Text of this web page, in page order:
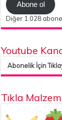
Abone ol
Diğer 1.028
Youtube
Abonelik İçin
Tıkla